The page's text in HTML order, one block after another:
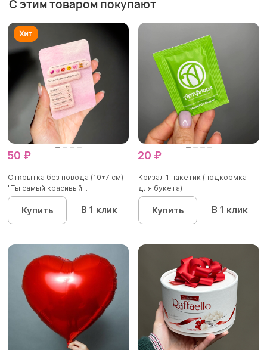
С этим товаром покупают
50 ₽
Открытка без повода (10*7 см)
"Ты самый красивый...
Купить В 1 клик
20 ₽
Кризал 1 пакетик (подкормка
для букета)
Купить В 1 клик